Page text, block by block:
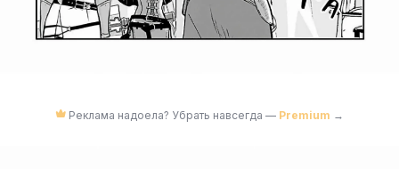
Реклама надоела? Убрать навсегда — Premium →